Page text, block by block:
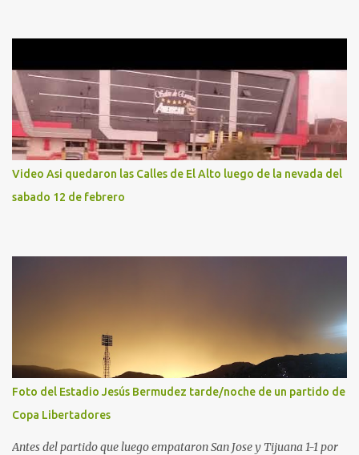
Video Asi quedaron las Calles de El Alto luego de la nevada del
sabado 12 de febrero
Foto del Estadio Jesús Bermudez tarde/noche de un partido de
Copa Libertadores
Antes del partido que luego empataron San Jose y Tijuana 1-1 por